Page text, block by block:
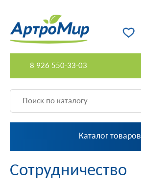
8 926 550-33-03
Каталог товаров
Сотрудничество